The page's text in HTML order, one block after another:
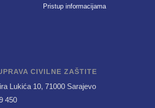
Pristup informacijama
CIVILNE ZAŠTITE
Lukića 10, 71000 Sarajevo
450